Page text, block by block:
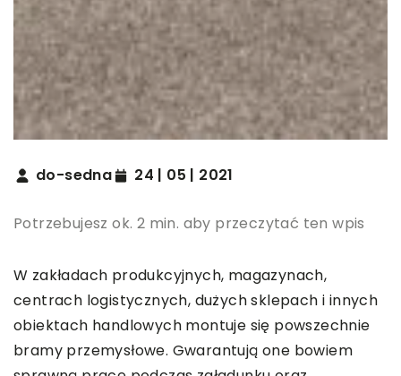
do-sedna 24 | 05 | 2021
Potrzebujesz ok. 2 min. aby przeczytać ten wpis
W zakładach produkcyjnych, magazynach,
centrach logistycznych, dużych sklepach i innych
obiektach handlowych montuje się powszechnie
bramy przemysłowe. Gwarantują one bowiem